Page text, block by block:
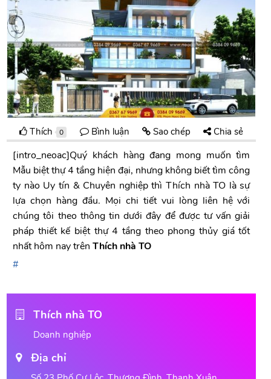
Thích 0 Bình luận Sao chép Chia sẻ
[intro_neoac]Quý khách hàng đang mong muốn tìm
Mẫu biệt thự 4 tầng hiện đại, nhưng không biết tìm công
ty nào Uy tín & Chuyên nghiệp thì Thích nhà TO là sự
lựa chọn hàng đầu. Mọi chi tiết vui lòng liên hệ với
chúng tôi theo thông tin dưới đây để được tư vấn giải
pháp thiết kế biệt thự 4 tầng theo phong thủy giá tốt
nhất hôm nay trênThích nhà TO
Thích nhà TO
Doanh nghiệp
Địa chỉ